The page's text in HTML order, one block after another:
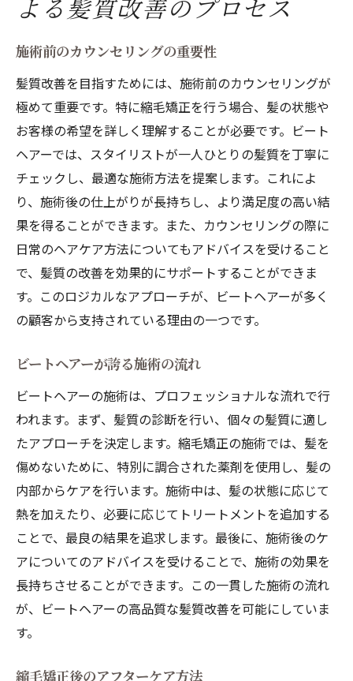
よる髪質改善のプロセス
施術前のカウンセリングの重要性
髪質改善を目指すためには、施術前のカウンセリングが
極めて重要です。特に縮毛矯正を行う場合、髪の状態や
お客様の希望を詳しく理解することが必要です。ビート
ヘアーでは、スタイリストが一人ひとりの髪質を丁寧に
チェックし、最適な施術方法を提案します。これによ
り、施術後の仕上がりが長持ちし、より満足度の高い結
果を得ることができます。また、カウンセリングの際に
日常のヘアケア方法についてもアドバイスを受けること
で、髪質の改善を効果的にサポートすることができま
す。このロジカルなアプローチが、ビートヘアーが多く
の顧客から支持されている理由の一つです。
ビートヘアーが誇る施術の流れ
ビートヘアーの施術は、プロフェッショナルな流れで行
われます。まず、髪質の診断を行い、個々の髪質に適し
たアプローチを決定します。縮毛矯正の施術では、髪を
傷めないために、特別に調合された薬剤を使用し、髪の
内部からケアを行います。施術中は、髪の状態に応じて
熱を加えたり、必要に応じてトリートメントを追加する
ことで、最良の結果を追求します。最後に、施術後のケ
アについてのアドバイスを受けることで、施術の効果を
長持ちさせることができます。この一貫した施術の流れ
が、ビートヘアーの高品質な髪質改善を可能にしていま
す。
縮毛矯正後のアフターケア方法